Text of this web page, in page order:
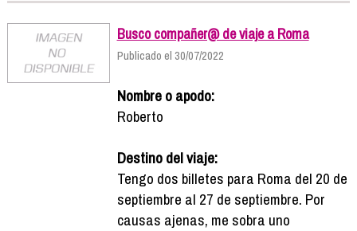
Busco compañer@ de viaje a Roma
Publicado el 30/07/2022
Nombre o apodo:
Roberto
Destino del viaje:
Tengo dos billetes para Roma del 20 de
septiembre al 27 de septiembre. Por
causas ajenas, me sobra uno